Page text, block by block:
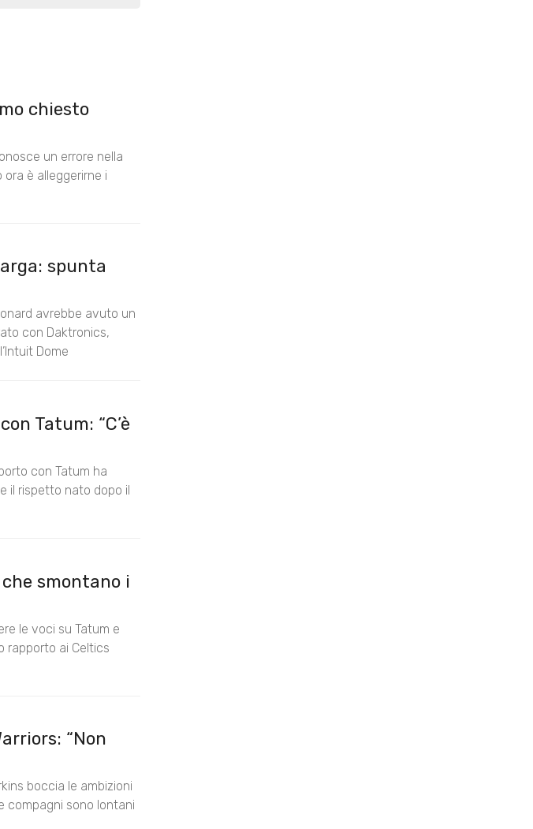
chiesto
un errore nella
ora è alleggerirne i
spunta
avrebbe avuto un
con Daktronics,
Dome
Tatum: “C’è
con Tatum ha
il rispetto nato dopo il
smontano i
le voci su Tatum e
rapporto ai Celtics
“Non
boccia le ambizioni
compagni sono lontani